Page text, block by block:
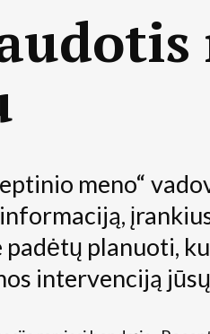
meno“
padėtų planuoti,
intervenciją